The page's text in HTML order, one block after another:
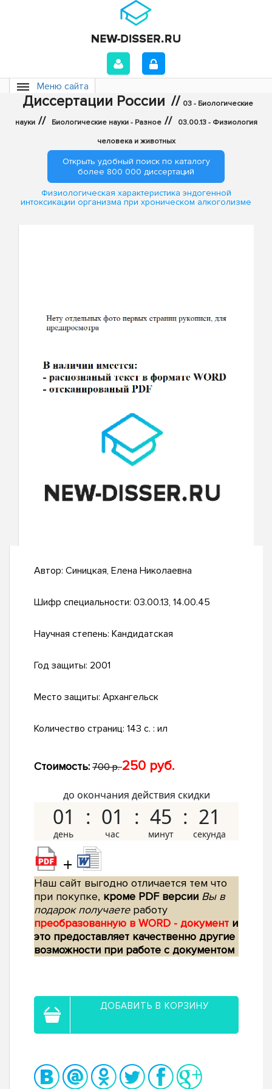
Меню сайта
Диссертации России // 03 - Биологические
науки // Биологические науки - Разное // 03.00.13 - Физиология
человека и животных
Открыть удобный поиск по каталогу
более 800 000 диссертаций
Физиологическая характеристика эндогенной
интоксикации организма при хроническом алкоголизме
Автор: Синицкая, Елена Николаевна
Шифр специальности: 03.00.13, 14.00.45
Научная степень: Кандидатская
Год защиты: 2001
Место защиты: Архангельск
Количество страниц: 143 с. : ил
Стоимость: 700 р.250 руб.
до окончания действия скидки
01 01 45 20
+
Наш сайт выгодно отличается тем что
при покупке, кроме PDF версии Вы в
подарок получаетеработу
преобразованную в WORD - документ и
это предоставляет качественно другие
возможности при работе с документом
ДОБАВИТЬ В КОРЗИНУ